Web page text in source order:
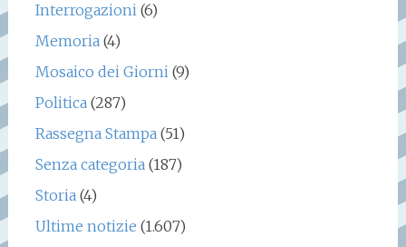
Interrogazioni(6)
Memoria(4)
Mosaico dei Giorni(9)
Politica(287)
Rassegna Stampa(51)
Senza categoria(187)
Storia(4)
Ultime notizie (1.607)